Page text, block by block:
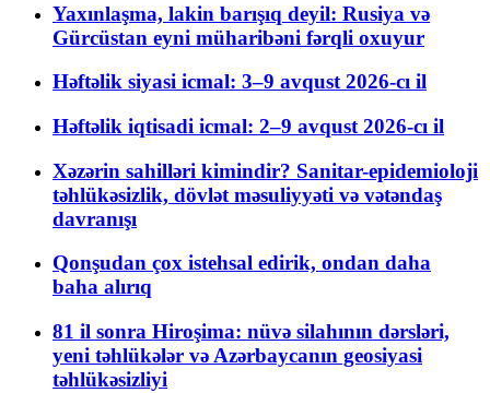
Yaxınlaşma, lakin barışıq deyil: Rusiya və
Gürcüstan eyni müharibəni fərqli oxuyur
Həftəlik siyasi icmal: 3–9 avqust 2026-cı il
Həftəlik iqtisadi icmal: 2–9 avqust 2026-cı il
Xəzərin sahilləri kimindir? Sanitar-epidemioloji
təhlükəsizlik, dövlət məsuliyyəti və vətəndaş
davranışı
Qonşudan çox istehsal edirik, ondan daha
baha alırıq
81 il sonra Hiroşima: nüvə silahının dərsləri,
yeni təhlükələr və Azərbaycanın geosiyasi
təhlükəsizliyi